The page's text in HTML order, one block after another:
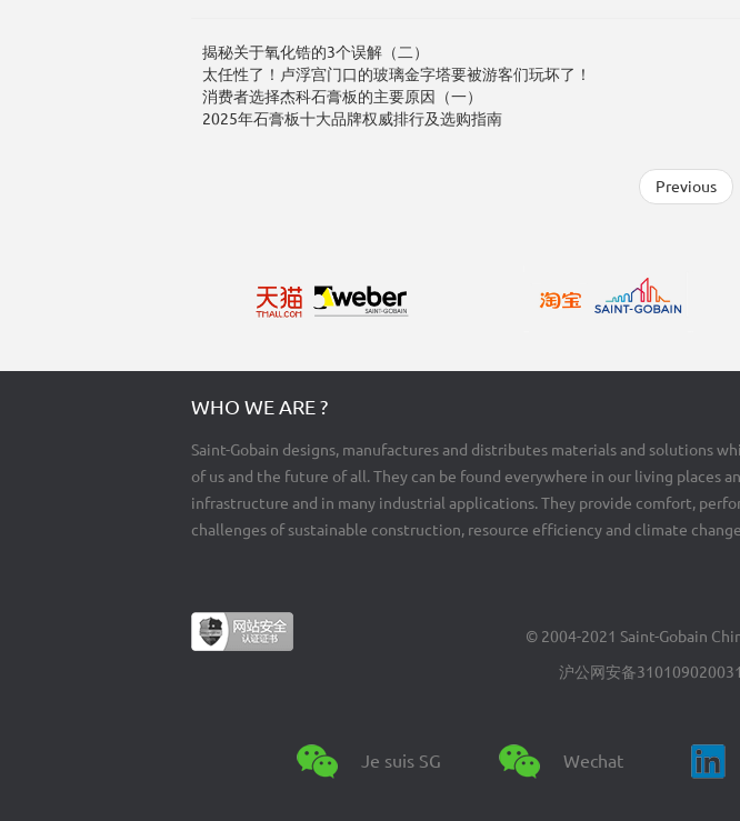
揭秘关于氧化锆的3个误解（二）
太任性了！卢浮宫门口的玻璃金字塔要被游客们玩坏了！
消费者选择杰科石膏板的主要原因（一）
2025年石膏板十大品牌权威排行及选购指南
Previous
WHO WE ARE ?
Saint-Gobain designs, manufactures and distributes materials and solutions
of us and the future of all. They can be found everywhere in our living places
infrastructure and in many industrial applications. They provide comfort,
challenges of sustainable construction, resource efficiency and climate
© 2004-2021 Saint-Gobain
沪公网安备
Je suis SG Wechat